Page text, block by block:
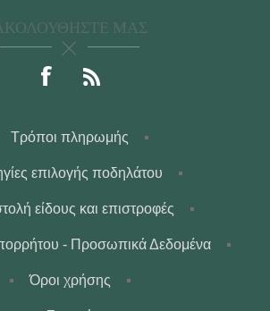
ΜΑΣ
Τρόποι πληρωμής
επιλογής ποδηλάτου
είδους και επιστροφές
- Προσωπικά Δεδομένα
Όροι χρήσης